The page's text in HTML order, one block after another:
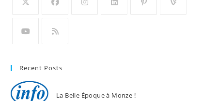
Recent Posts
La Belle Époque à Monze !